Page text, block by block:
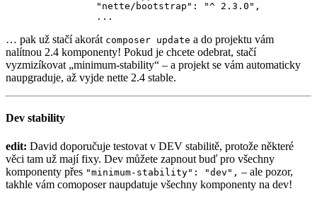
… pak už stačí akorát composer update a do projektu vám
nalítnou 2.4 komponenty! Pokud je chcete odebrat, stačí
vyzmizíkovat „minimum-stability“ – a projekt se vám automaticky
naupgraduje, až vyjde nette 2.4 stable.
Dev stability
edit: David doporučuje testovat v DEV stabilitě, protože některé
věci tam už mají fixy. Dev můžete zapnout buď pro všechny
komponenty přes "minimum-stability": "dev", – ale pozor,
takhle vám comoposer naupdatuje všechny komponenty na dev!